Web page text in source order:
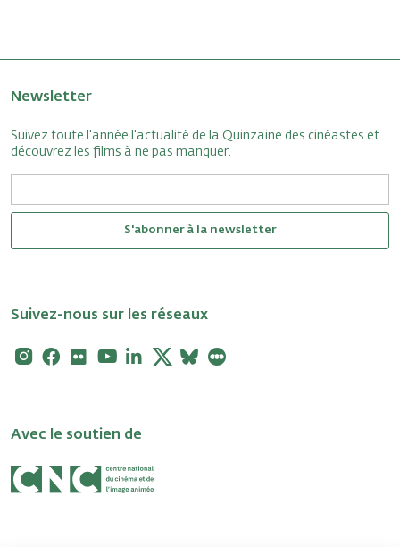
Newsletter
Suivez toute l'année l'actualité de la Quinzaine des cinéastes et
découvrez les films à ne pas manquer.
S'abonner à la newsletter
Suivez-nous sur les réseaux
Instagram
Facebook
FlickrYoutubeLinkedin
X Bluesky
Avec le soutien de